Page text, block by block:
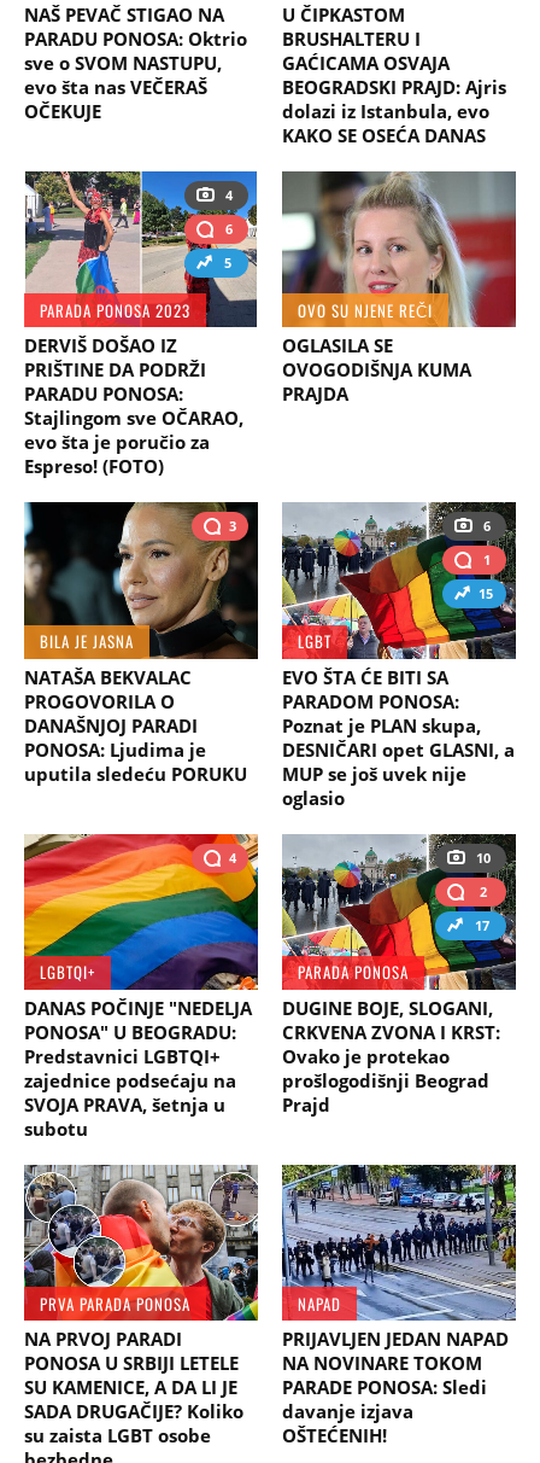
NAŠ PEVAČ STIGAO NA
PARADU PONOSA: Oktrio
sve o SVOM NASTUPU,
evo šta nas VEČERAŠ
OČEKUJE
U ČIPKASTOM
BRUSHALTERU I
GAĆICAMA OSVAJA
BEOGRADSKI PRAJD: Ajris
dolazi iz Istanbula, evo
KAKO SE OSEĆA DANAS
4
6
5
PARADA PONOSA 2023
DERVIŠ DOŠAO IZ
PRIŠTINE DA PODRŽI
PARADU PONOSA:
Stajlingom sve OČARAO,
evo šta je poručio za
Espreso! (FOTO)
OVO SU NJENE REČI
OGLASILA SE
OVOGODIŠNJA KUMA
PRAJDA
3
BILA JE JASNA
NATAŠA BEKVALAC
PROGOVORILA O
DANAŠNJOJ PARADI
PONOSA: Ljudima je
uputila sledeću PORUKU
6
1
15
LGBT
EVO ŠTA ĆE BITI SA
PARADOM PONOSA:
Poznat je PLAN skupa,
DESNIČARI opet GLASNI, a
MUP se još uvek nije
oglasio
4
LGBTQI+
DANAS POČINJE "NEDELJA
PONOSA" U BEOGRADU:
Predstavnici LGBTQI+
zajednice podsećaju na
SVOJA PRAVA, šetnja u
subotu
10
2
17
PARADA PONOSA
DUGINE BOJE, SLOGANI,
CRKVENA ZVONA I KRST:
Ovako je protekao
prošlogodišnji Beograd
Prajd
PRVA PARADA PONOSA
NA PRVOJ PARADI
PONOSA U SRBIJI LETELE
SU KAMENICE, A DA LI JE
SADA DRUGAČIJE? Koliko
su zaista LGBT osobe
NAPAD
PRIJAVLJEN JEDAN NAPAD
NA NOVINARE TOKOM
PARADE PONOSA: Sledi
davanje izjava
OŠTEĆENIH!